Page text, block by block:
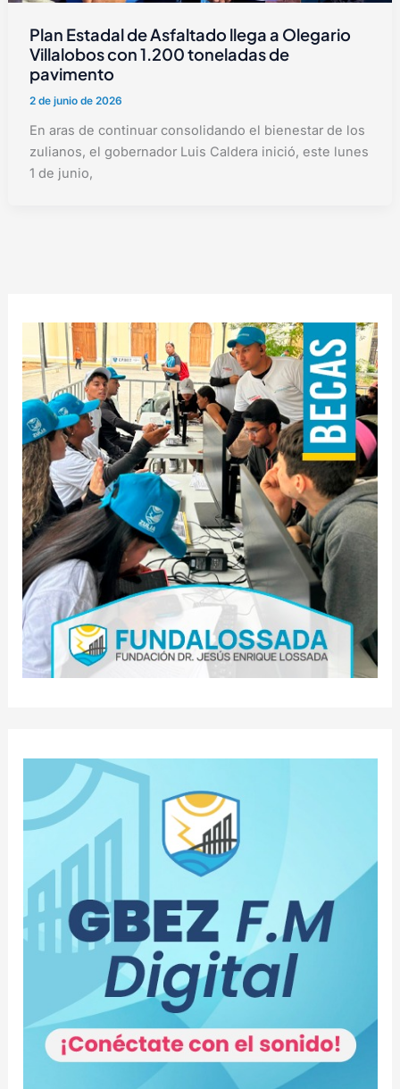
Plan Estadal de Asfaltado llega a Olegario
Villalobos con 1.200 toneladas de
pavimento
2 de junio de 2026
En aras de continuar consolidando el bienestar de los
zulianos, el gobernador Luis Caldera inició, este lunes
1 de junio,